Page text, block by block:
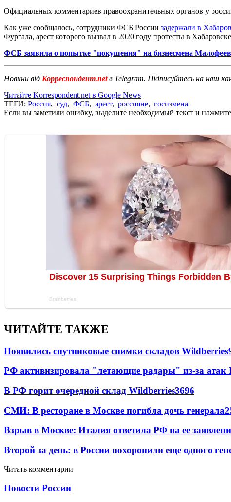
Официальных комментариев правоохранительных органов у
Как уже сообщалось, сотрудники ФСБ России задержали в
Фургала, арест которого вызвал в 2020 году протесты в
ФСБ заявила о попытке "покушения" на бизнесмена
Новини від Корреспондент.netв Telegram. Підписуйтесь на наш
Читайте Korrespondent.net в Google News
ТЕГИ: Россия, суд, ФСБ, арест, россияне, госизмена
Если вы заметили ошибку, выделите необходимый текст и
ЧИТАЙТЕ ТАКЖЕ
Появились спутниковые снимки складов Wildberries
РФ активизировала "летающие радары" из-за
В РФ горит очередной склад Wildberries3696
СМИ: В ресторане в Москве погибла дочь генерала
Взрыв в Москве: Италия ответила РФ на ее
Второй за день: в России похоронили еще одного
Читать комментарии
Новости России